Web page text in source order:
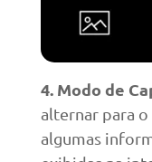
4. Modo de
alternar para o
algumas